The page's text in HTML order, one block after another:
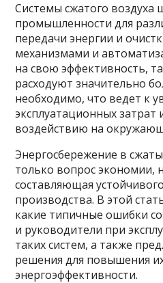
Системы сжатого воздуха
промышленности для
передачи энергии и
механизмами и
на свою эффективность,
расходуют значительно
необходимо, что ведет к
эксплуатационных затрат
воздействию на
Энергосбережение в
только вопрос экономии,
составляющая
производства. В этой
какие типичные ошибки
и руководители при
таких систем, а также
решения для повышения
энергоэффективности.